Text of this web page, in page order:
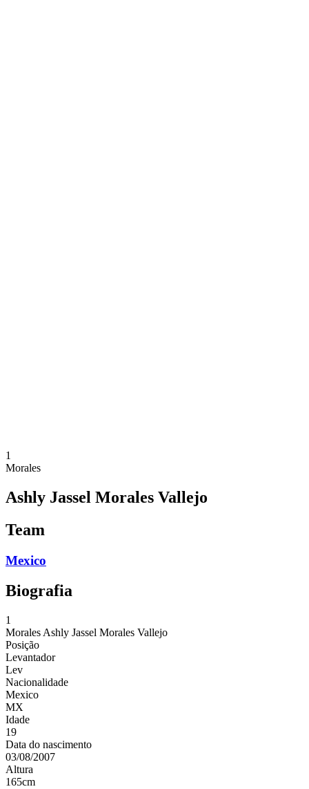
1
Morales
Ashly Jassel Morales Vallejo
Team
Mexico
Biografia
1
Morales Ashly Jassel Morales Vallejo
Posição
Levantador
Lev
Nacionalidade
Mexico
MX
Idade
19
Data do nascimento
03/08/2007
Altura
165cm